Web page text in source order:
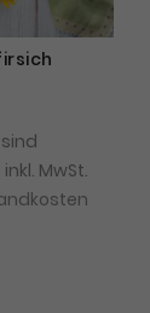
MwSt.